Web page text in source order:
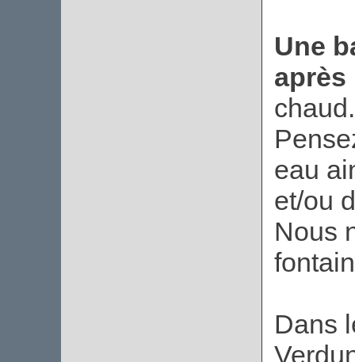
Une
après
chaud.
eau
et/ou
Nous
Dans